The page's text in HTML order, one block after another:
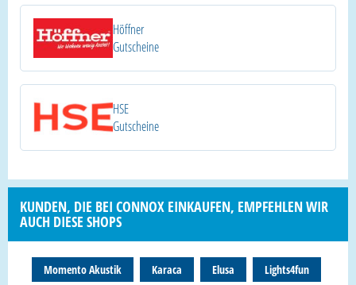
Höffner
Gutscheine
HSE
Gutscheine
KUNDEN, DIE BEI CONNOX EINKAUFEN, EMPFEHLEN WIR
AUCH DIESE SHOPS
Momento Akustik Karaca Elusa
Lights4fun